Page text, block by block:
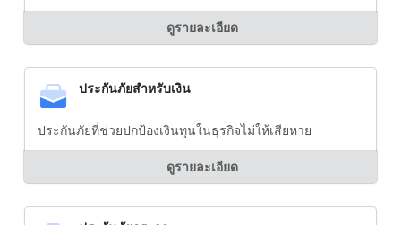
ดูรายละเอียด
ประกันภัยสำหรับเงิน
ประกันภัยที่ช่วยปกป้องเงินทุนในธุรกิจไม่ให้เสียหาย
ดูรายละเอียด